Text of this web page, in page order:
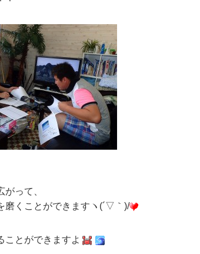
って、
磨くことができますヽ(´▽｀)/
ことができますよ